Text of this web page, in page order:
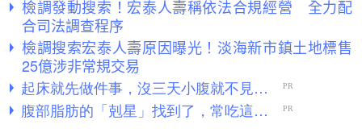
檢調發動搜索！宏泰人壽稱依法合規經營 全力配
合司法調查程序
檢調搜索宏泰人壽原因曝光！淡海新市鎮土地標售
25億涉非常規交易